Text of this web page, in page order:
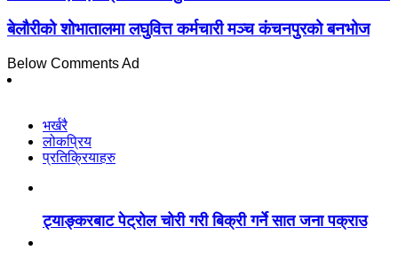
बेलौरीको शोभातालमा लघुवित्त कर्मचारी मञ्च कंचनपुरको बनभोज
Below Comments Ad
भर्खरै
लोकप्रिय
प्रतिक्रियाहरु
ट्याङ्करबाट पेट्रोल चोरी गरी बिक्री गर्ने सात जना पक्राउ